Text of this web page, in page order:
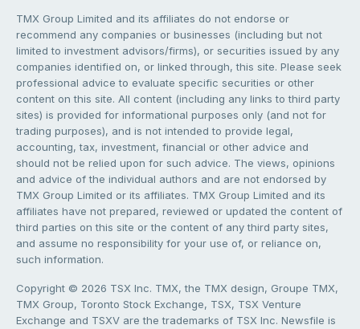
TMX Group Limited and its affiliates do not endorse or
recommend any companies or businesses (including but not
limited to investment advisors/firms), or securities issued by any
companies identified on, or linked through, this site. Please seek
professional advice to evaluate specific securities or other
content on this site. All content (including any links to third party
sites) is provided for informational purposes only (and not for
trading purposes), and is not intended to provide legal,
accounting, tax, investment, financial or other advice and
should not be relied upon for such advice. The views, opinions
and advice of the individual authors and are not endorsed by
TMX Group Limited or its affiliates. TMX Group Limited and its
affiliates have not prepared, reviewed or updated the content of
third parties on this site or the content of any third party sites,
and assume no responsibility for your use of, or reliance on,
such information.
Copyright © 2026 TSX Inc. TMX, the TMX design, Groupe TMX,
TMX Group, Toronto Stock Exchange, TSX, TSX Venture
Exchange and TSXV are the trademarks of TSX Inc. Newsfile is